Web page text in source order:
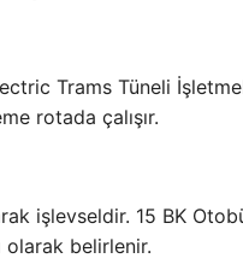
Trams Tüneli
rotada çalışır.
işlevseldir. 15 BK
olarak belirlenir.